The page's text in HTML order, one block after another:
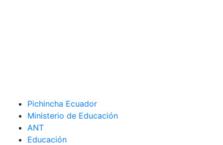
Pichincha Ecuador
Ministerio de Educación
ANT
Educación